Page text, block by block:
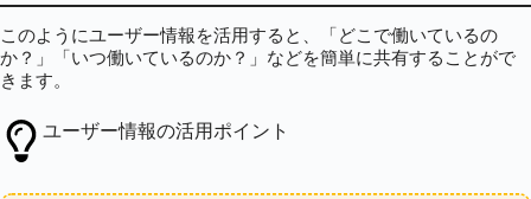
このようにユーザー情報を活用すると、「どこで働いているの
か？」「いつ働いているのか？」などを簡単に共有することがで
きます。
ユーザー情報の活用ポイント